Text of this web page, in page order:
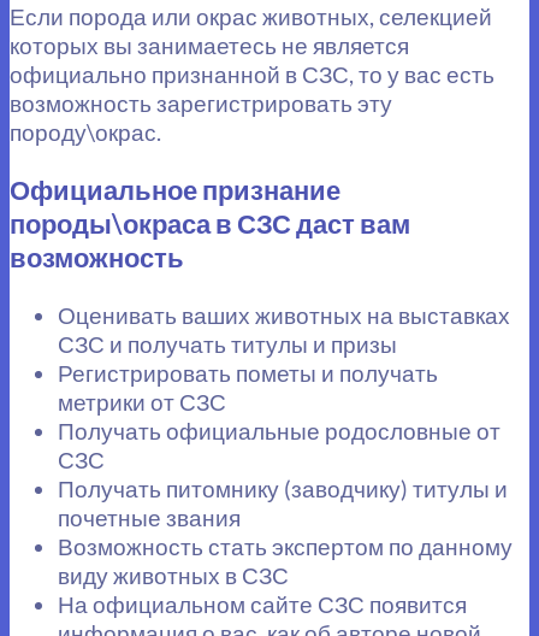
Если порода или окрас животных, селекцией
которых вы занимаетесь не является
официально признанной в СЗС, то у вас есть
возможность зарегистрировать эту
породу\окрас.
Официальное признание
породы\окраса в СЗС даст вам
возможность
Оценивать ваших животных на выставках
СЗС и получать титулы и призы
Регистрировать пометы и получать
метрики от СЗС
Получать официальные родословные от
СЗС
Получать питомнику (заводчику) титулы и
почетные звания
Возможность стать экспертом по данному
виду животных в СЗС
На официальном сайте СЗС появится